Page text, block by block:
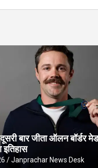
बार जीता ऑलन बॉर्डर
Janprachar News Desk